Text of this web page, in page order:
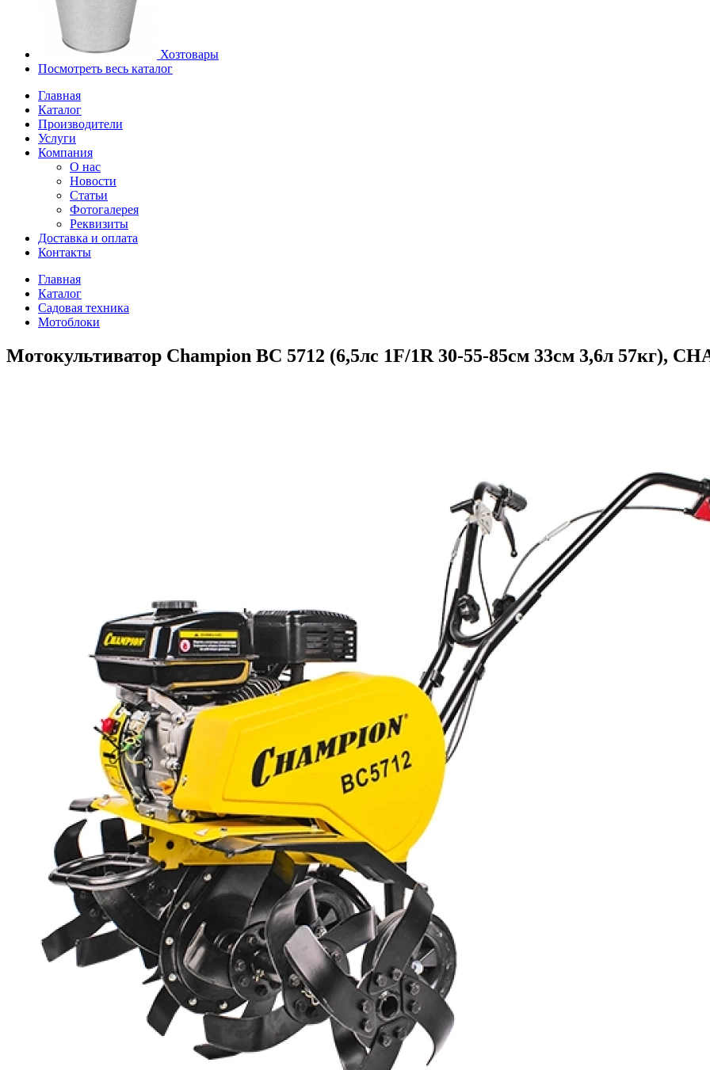
Хозтовары
Посмотреть весь каталог
Главная
Каталог
Производители
Услуги
Компания
О нас
Новости
Статьи
Фотогалерея
Реквизиты
Доставка и оплата
Контакты
Главная
Каталог
Садовая техника
Мотоблоки
Мотокультиватор Champion ВC 5712 (6,5лс 1F/1R 30-55-85см 33см 3,6л 57кг),